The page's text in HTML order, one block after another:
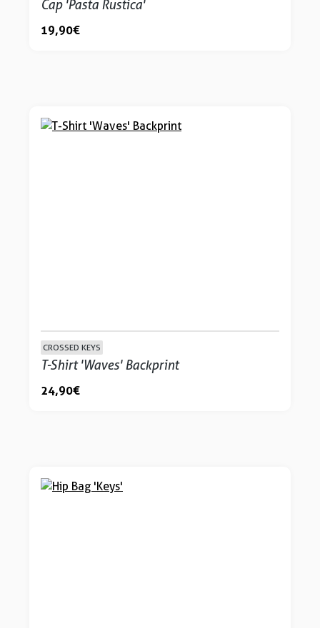
Cap 'Pasta Rustica'
19,90 €
CROSSED KEYS
T-Shirt 'Waves' Backprint
24,90 €